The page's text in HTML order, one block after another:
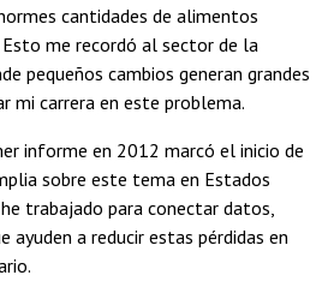
cantidades de alimentos
me recordó al sector de la
pequeños cambios generan grandes
mi carrera en este problema.
informe en 2012 marcó el inicio de
sobre este tema en Estados
trabajado para conectar datos,
ayuden a reducir estas pérdidas en